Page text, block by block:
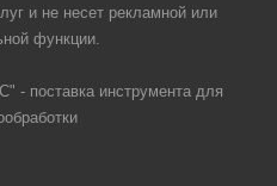
и не несет рекламной или
функции.
поставка инструмента для